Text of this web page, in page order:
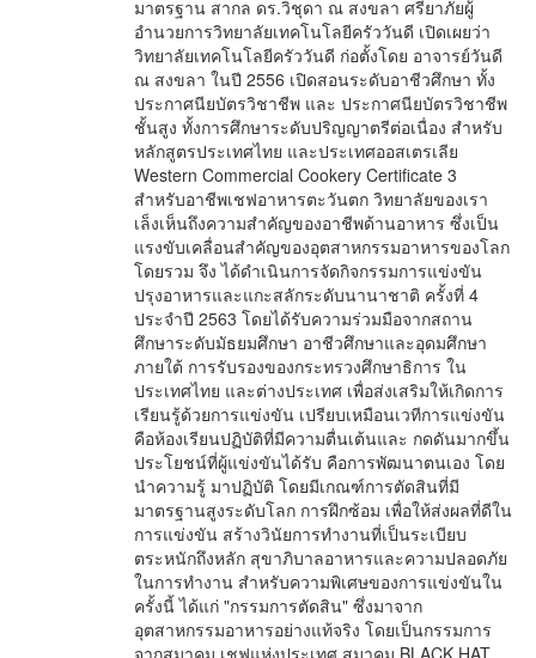
มาตรฐาน สากล ดร.วิชุดา ณ สงขลา ศรียาภัยผู้
อำนวยการวิทยาลัยเทคโนโลยีครัววันดี เปิดเผยว่า
วิทยาลัยเทคโนโลยีครัววันดี ก่อตั้งโดย อาจารย์วันดี
ณ สงขลา ในปี 2556 เปิดสอนระดับอาชีวศึกษา ทั้ง
ประกาศนียบัตรวิชาชีพ และ ประกาศนียบัตรวิชาชีพ
ชั้นสูง ทั้งการศึกษาระดับปริญญาตรีต่อเนื่อง สำหรับ
หลักสูตรประเทศไทย และประเทศออสเตรเลีย
Western Commercial Cookery Certificate 3
สำหรับอาชีพเชฟอาหารตะวันตก วิทยาลัยของเรา
เล็งเห็นถึงความสำคัญของอาชีพด้านอาหาร ซึ่งเป็น
แรงขับเคลื่อนสำคัญของอุตสาหกรรมอาหารของโลก
โดยรวม จึง ได้ดำเนินการจัดกิจกรรมการแข่งขัน
ปรุงอาหารและแกะสลักระดับนานาชาติ ครั้งที่ 4
ประจำปี 2563 โดยได้รับความร่วมมือจากสถาน
ศึกษาระดับมัธยมศึกษา อาชีวศึกษาและอุดมศึกษา
ภายใต้ การรับรองของกระทรวงศึกษาธิการ ใน
ประเทศไทย และต่างประเทศ เพื่อส่งเสริมให้เกิดการ
เรียนรู้ด้วยการแข่งขัน เปรียบเหมือนเวทีการแข่งขัน
คือห้องเรียนปฏิบัติที่มีความตื่นเต้นและ กดดันมากขึ้น
ประโยชน์ที่ผู้แข่งขันได้รับ คือการพัฒนาตนเอง โดย
นำความรู้ มาปฏิบัติ โดยมีเกณฑ์การตัดสินที่มี
มาตรฐานสูงระดับโลก การฝึกซ้อม เพื่อให้ส่งผลที่ดีใน
การแข่งขัน สร้างวินัยการทำงานที่เป็นระเบียบ
ตระหนักถึงหลัก สุขาภิบาลอาหารและความปลอดภัย
ในการทำงาน สำหรับความพิเศษของการแข่งขันใน
ครั้งนี้ ได้แก่ "กรรมการตัดสิน" ซึ่งมาจาก
อุตสาหกรรมอาหารอย่างแท้จริง โดยเป็นกรรมการ
จากสมาคม เชฟแห่งประเทศ สมาคม BLACK HAT